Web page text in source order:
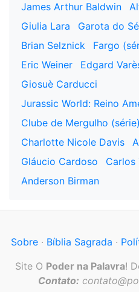
James Arthur Baldwin
Giulia Lara
Garota do
Brian Selznick
Fargo
Eric Weiner
Edgard
Giosuè Carducci
Jurassic World: Reino
Clube de Mergulho (série)
Charlotte Nicole Davis
Gláucio Cardoso
Carlos
Anderson Birman
Sobre· Bíblia Sagrada ·
Site O Poder na Palavra!
Contato: